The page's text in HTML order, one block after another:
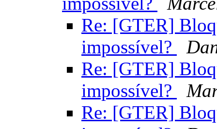
Re: [GTER]
impossível?
Re: [GTER]
impossível?
Re: [GTER]